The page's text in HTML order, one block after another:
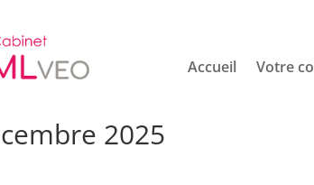
Accueil Votre
2025